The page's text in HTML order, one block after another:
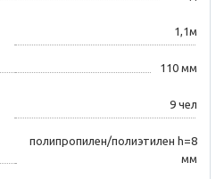
1,1м
110 мм
9 чел
полипропилен/полиэтилен h=8
мм